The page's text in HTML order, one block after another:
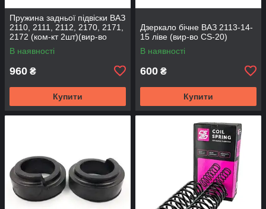
Пружина задньої підвіски ВАЗ
2110, 2111, 2112, 2170, 2171,
2172 (ком-кт 2шт)(вир-во
SKADI)
В наявності
960 ₴
Купити
Дзеркало бічне ВАЗ 2113-14-
15 ліве (вир-во CS-20)
В наявності
600 ₴
Купити